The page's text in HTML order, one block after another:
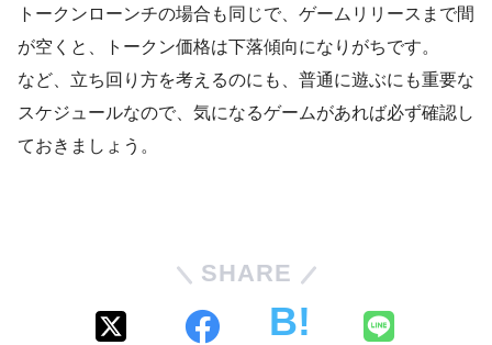
トークンローンチの場合も同じで、ゲームリリースまで間
が空くと、トークン価格は下落傾向になりがちです。
など、立ち回り方を考えるのにも、普通に遊ぶにも重要な
スケジュールなので、気になるゲームがあれば必ず確認し
ておきましょう。
SHARE